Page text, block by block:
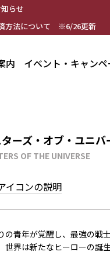
らせ
済方法について ※6/26更新
内 イベント・キャンペ
ーズ・オブ・ユニバ
OF THE UNIVERSE
イコンの説明
の青年が覚醒し、最強の
世界は新たなヒーローの誕